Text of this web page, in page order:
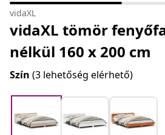
vidaXL
vidaXL tömör
nélkül 160 x 200 cm
Szín (3 lehetőség elérhető)